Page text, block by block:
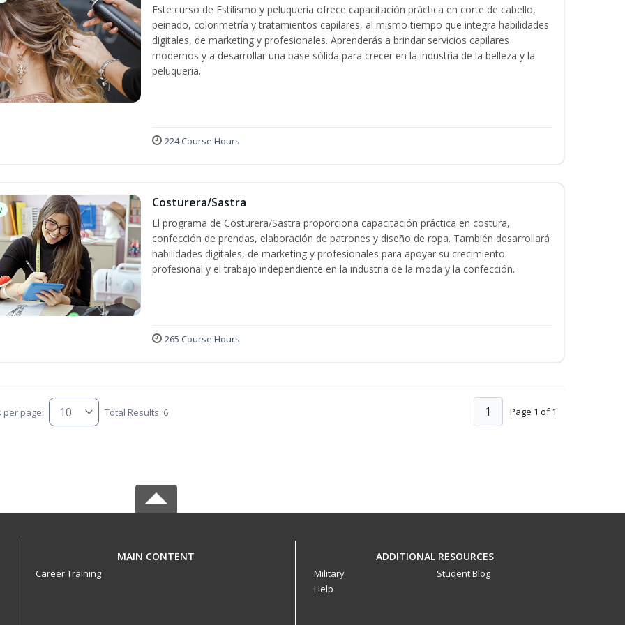
Este curso de Estilismo y peluquería ofrece capacitación práctica en corte de cabello,
peinado, colorimetría y tratamientos capilares, al mismo tiempo que integra habilidades
digitales, de marketing y profesionales. Aprenderás a brindar servicios capilares
modernos y a desarrollar una base sólida para crecer en la industria de la belleza y la
peluquería.
224 Course Hours
Costurera/Sastra
El programa de Costurera/Sastra proporciona capacitación práctica en costura,
confección de prendas, elaboración de patrones y diseño de ropa. También desarrollará
habilidades digitales, de marketing y profesionales para apoyar su crecimiento
profesional y el trabajo independiente en la industria de la moda y la confección.
265 Course Hours
per page: Total Results: 6 Page 1 of 1
1
MAIN CONTENT
Career Training
ADDITIONAL RESOURCES
Military
Help
Student Blog